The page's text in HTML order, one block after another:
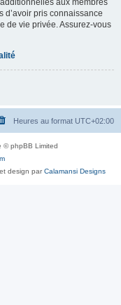
d’avoir pris connaissance
de vie privée. Assurez-vous
Heures au format UTC+02:00
© phpBB Limited
design parCalamansi Designs